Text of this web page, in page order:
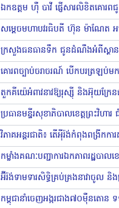
ឯកឧត្តម ហ៊ឺ បាវី ផ្ញើសារលិខិតគោរ
ក្រសួងធនធានទឹក ជូនដំណឹងអំពីស្ថានភ
វិភាគអន្តរជាតិ៖ តើអ៉ីរ៉ង់កំពុងពង្រីកក
អ៊ីរ៉ង់ទាមទារសិទ្ធិគ្រប់គ្រងនាវាចូល